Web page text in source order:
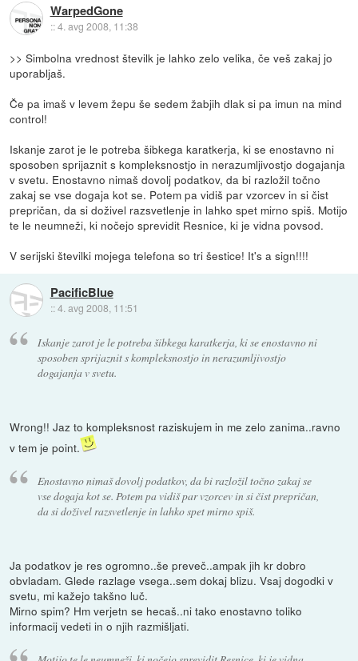
WarpedGone
::4. avg 2008, 11:38
>> Simbolna vrednost številk je lahko zelo velika, če veš zakaj jo
uporabljaš.
Če pa imaš v levem žepu še sedem žabjih dlak si pa imun na mind
control!
Iskanje zarot je le potreba šibkega karatkerja, ki se enostavno ni
sposoben sprijaznit s kompleksnostjo in nerazumljivostjo dogajanja
v svetu. Enostavno nimaš dovolj podatkov, da bi razložil točno
zakaj se vse dogaja kot se. Potem pa vidiš par vzorcev in si čist
prepričan, da si doživel razsvetlenje in lahko spet mirno spiš. Motijo
te le neumneži, ki nočejo sprevidit Resnice, ki je vidna povsod.
V serijski številki mojega telefona so tri šestice! It's a sign!!!!
PacificBlue
::4. avg 2008, 11:51
Iskanje zarot je le potreba šibkega karatkerja, ki se enostavno ni
sposoben sprijaznit s kompleksnostjo in nerazumljivostjo
dogajanja v svetu.
Wrong!! Jaz to kompleksnost raziskujem in me zelo zanima..ravno
v tem je point.
Enostavno nimaš dovolj podatkov, da bi razložil točno zakaj se
vse dogaja kot se. Potem pa vidiš par vzorcev in si čist prepričan,
da si doživel razsvetlenje in lahko spet mirno spiš.
Ja podatkov je res ogromno..še preveč..ampak jih kr dobro
obvladam. Glede razlage vsega..sem dokaj blizu. Vsaj dogodki v
svetu, mi kažejo takšno luč.
Mirno spim? Hm verjetn se hecaš..ni tako enostavno toliko
informacij vedeti in o njih razmišljati.